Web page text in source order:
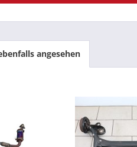
angesehen